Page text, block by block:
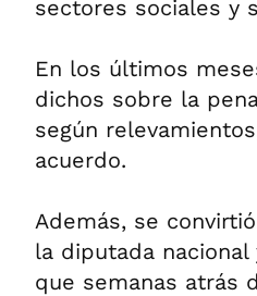
sectores sociales y
En los últimos
dichos sobre la
según
acuerdo.
Además, se
la diputada
que semanas atrás